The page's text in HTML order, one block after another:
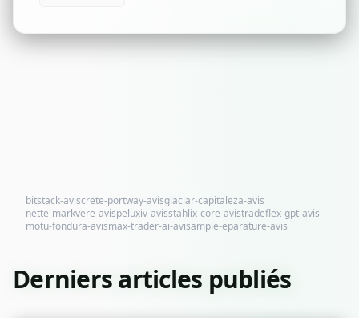
bitstack-aviscrete-portway-avisglaciar-capitaleza-avis
nette-markvere-avispeluxiv-avisstahlix-core-avistradeflex-gpt-avis
motu-fondura-avismax-trader-ai-avisample-eparature-avis
Derniers articles publiés